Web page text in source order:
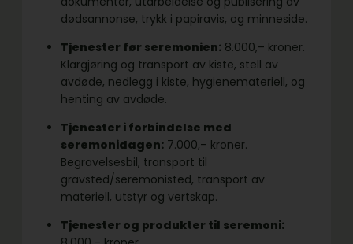
dødsannonse, trykk i papiravis, og minneside.
Tjenester før seremonien: 8.000,– kroner.
Klargjøring og transport av kiste, stell av
avdøde, nedlegg i kiste, hygienemateriell, og
henting av avdøde.
Tjenester i forbindelse med
seremonidagen: 7.000,– kroner.
Begravelsesbil, transport til
gravsted/seremonisted, transport av
materiell, utstyr og vertskap.
Tjenester og produkter til seremoni: